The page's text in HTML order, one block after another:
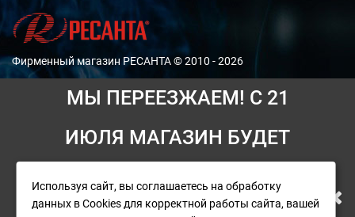
МЫ ПЕРЕЕЗЖАЕМ! С 21
ИЮЛЯ МАГАЗИН БУДЕТ
РАБОТАТЬ ПО НОВОМУ
Фирменный магазин РЕСАНТА © 2010 - 2026
Мы принимаем платежи:
При возникновении ситуаций, для решения которых
Используя сайт, вы соглашаетесь на обработку
данных в Cookies для корректной работы сайта, вашей